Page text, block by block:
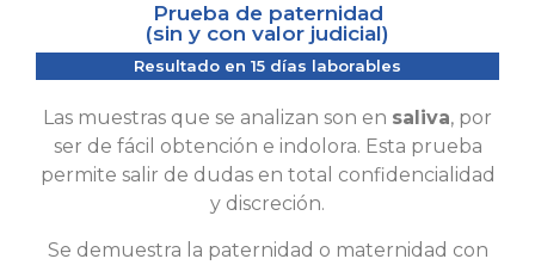
Prueba de paternidad
(sin y con valor judicial)
Resultado en 15 días laborables
Las muestras que se analizan son en saliva, por
ser de fácil obtención e indolora. Esta prueba
permite salir de dudas en total confidencialidad
y discreción.
Se demuestra la paternidad o maternidad con